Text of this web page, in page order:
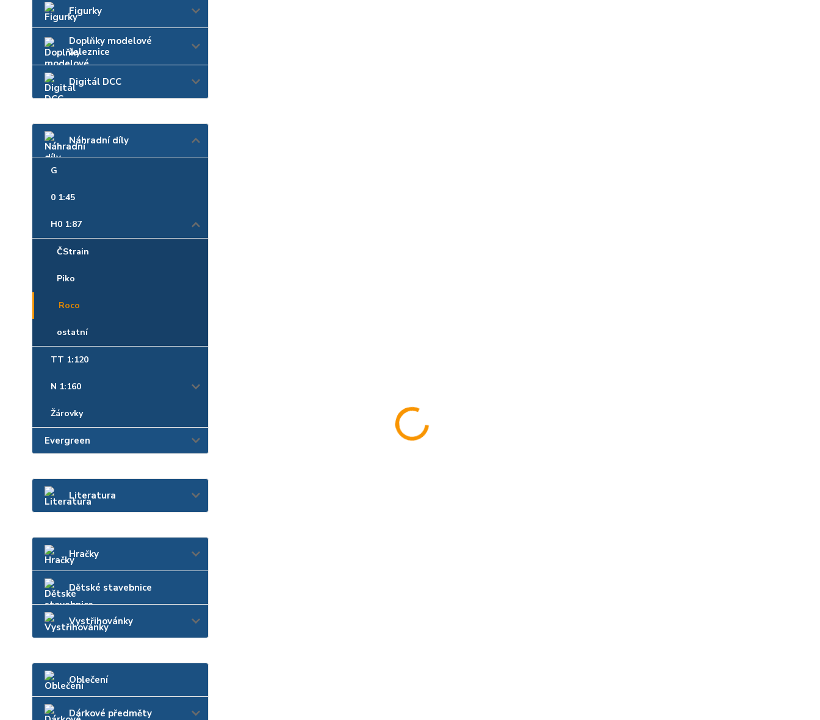
Figurky
Doplňky modelové
železnice
Digitál DCC
Náhradní díly
G
0 1:45
H0 1:87
ČStrain
Piko
Roco
ostatní
TT 1:120
N 1:160
Žárovky
Evergreen
Literatura
Hračky
Dětské stavebnice
Vystřihovánky
Oblečení
Dárkové předměty